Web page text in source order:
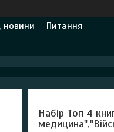
новини
Питання
Набір Топ 4